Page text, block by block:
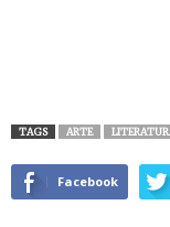
TAGS ARTE
Facebook